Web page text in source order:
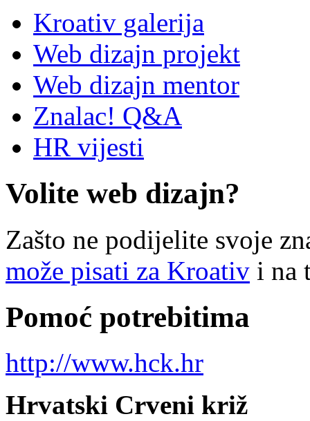
Kroativ galerija
Web dizajn projekt
Web dizajn mentor
Znalac! Q&A
HR vijesti
Volite web dizajn?
Zašto ne podijelite svoje
može pisati za Kroativ i na
Pomoć potrebitima
http://www.hck.hr
Hrvatski Crveni križ